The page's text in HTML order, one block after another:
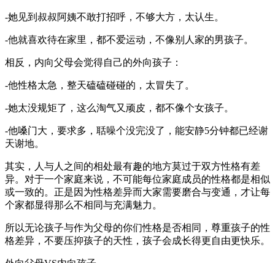
-她见到叔叔阿姨不敢打招呼，不够大方，太认生。
-他就喜欢待在家里，都不爱运动，不像别人家的男孩子。
相反，内向父母会觉得自己的外向孩子：
-他性格太急，整天磕磕碰碰的，太冒失了。
-她太没规矩了，这么淘气又顽皮，都不像个女孩子。
-他嗓门大，要求多，聒噪个没完没了，能安静5分钟都已经谢
天谢地。
其实，人与人之间的相处最有趣的地方莫过于双方性格有差
异。对于一个家庭来说，不可能每位家庭成员的性格都是相似
或一致的。正是因为性格差异而大家需要磨合与变通，才让每
个家都显得那么不相同与充满魅力。
所以无论孩子与作为父母的你们性格是否相同，尊重孩子的性
格差异，不要压抑孩子的天性，孩子会成长得更自由更快乐。